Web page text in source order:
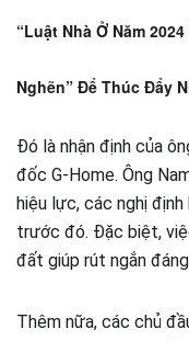
“Luật Nhà Ở Năm
Nghẽn” Để Thúc Đẩy
Đó là nhận định của
đốc G-Home. Ông
hiệu lực, các nghị
trước đó. Đặc biệt,
đất giúp rút ngắn
Thêm nữa, các chủ